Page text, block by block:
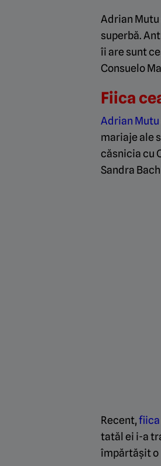
Adrian
superbă.
îi are sunt
Consuelo
Fiica
Adrian Mutu
mariaje ale
căsnicia cu
Sandra
Recent,fiica
tatăl ei i-a
împărtășit o